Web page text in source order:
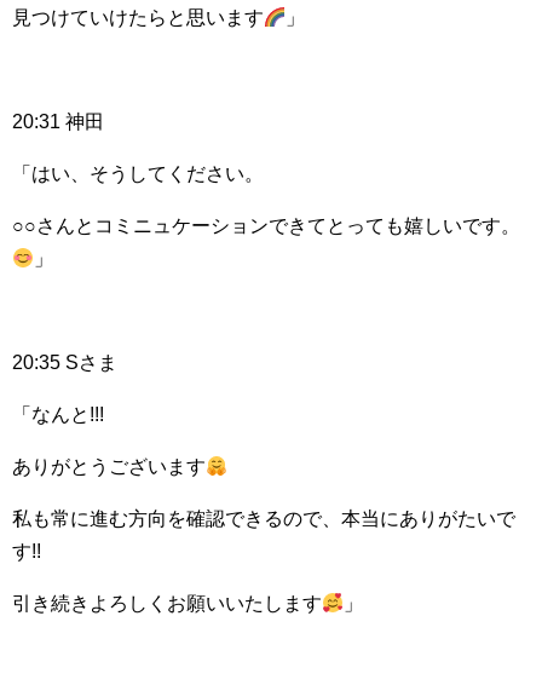
見つけていけたらと思います
」
20:31 神田
「はい、そうしてください。
○○さんとコミニュケーションできてとっても嬉しいです。
」
20:35 Sさま
「なんと!!!
ありがとうございます
私も常に進む方向を確認できるので、本当にありがたいで
す!!
引き続きよろしくお願いいたします 」